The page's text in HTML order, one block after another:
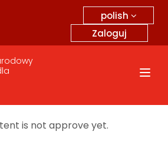
polish
Zaloguj
is not approve yet.